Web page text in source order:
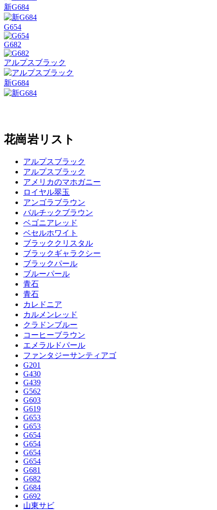
新G684
G654
G682
アルプスブラック
新G684
花崗岩リスト
アルプスブラック
アルプスブラック
アメリカのマホガニー
ロイヤル翠玉
アンゴラブラウン
バルチックブラウン
ベゴニアレッド
ベセルホワイト
ブラッククリスタル
ブラックギャラクシー
ブラックパール
ブルーパール
青石
青石
カレドニア
カルメンレッド
クラドンブルー
コーヒーブラウン
エメラルドパール
ファンタジーサンティアゴ
G201
G430
G439
G562
G603
G619
G653
G653
G654
G654
G654
G654
G681
G682
G684
G692
山東サビ